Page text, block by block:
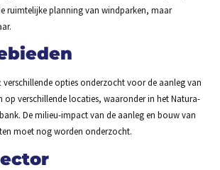
ruimtelijke planning van windparken, maar
opties onderzocht voor de aanleg van
op verschillende locaties, waaronder in het Natura-
De milieu-impact van de aanleg en bouw van
moet nog worden onderzocht.